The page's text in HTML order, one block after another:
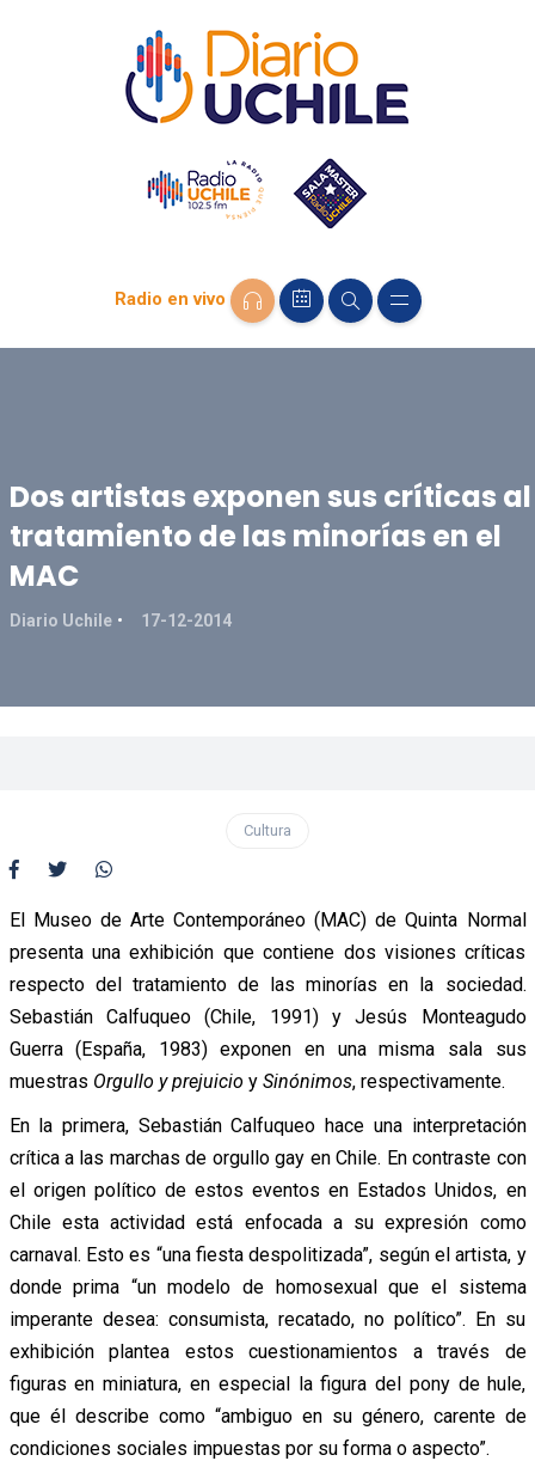
Radio en vivo
Dos artistas exponen sus críticas al
tratamiento de las minorías en el
MAC
Diario Uchile 17-12-2014
Cultura
El Museo de Arte Contemporáneo (MAC) de Quinta Normal
presenta una exhibición que contiene dos visiones críticas
respecto del tratamiento de las minorías en la sociedad.
Sebastián Calfuqueo (Chile, 1991) y Jesús Monteagudo
Guerra (España, 1983) exponen en una misma sala sus
muestras Orgullo y prejuicio y Sinónimos, respectivamente.
En la primera, Sebastián Calfuqueo hace una interpretación
crítica a las marchas de orgullo gay en Chile. En contraste con
el origen político de estos eventos en Estados Unidos, en
Chile esta actividad está enfocada a su expresión como
carnaval. Esto es “una fiesta despolitizada”, según el artista, y
donde prima “un modelo de homosexual que el sistema
imperante desea: consumista, recatado, no político”. En su
exhibición plantea estos cuestionamientos a través de
figuras en miniatura, en especial la figura del pony de hule,
que él describe como “ambiguo en su género, carente de
condiciones sociales impuestas por su forma o aspecto”.